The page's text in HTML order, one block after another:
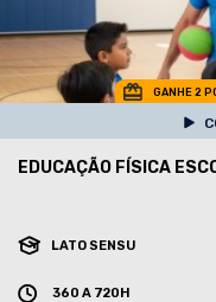
GANHE 2
EDUCAÇÃO FÍSICA
LATO SENSU
360 A 720H